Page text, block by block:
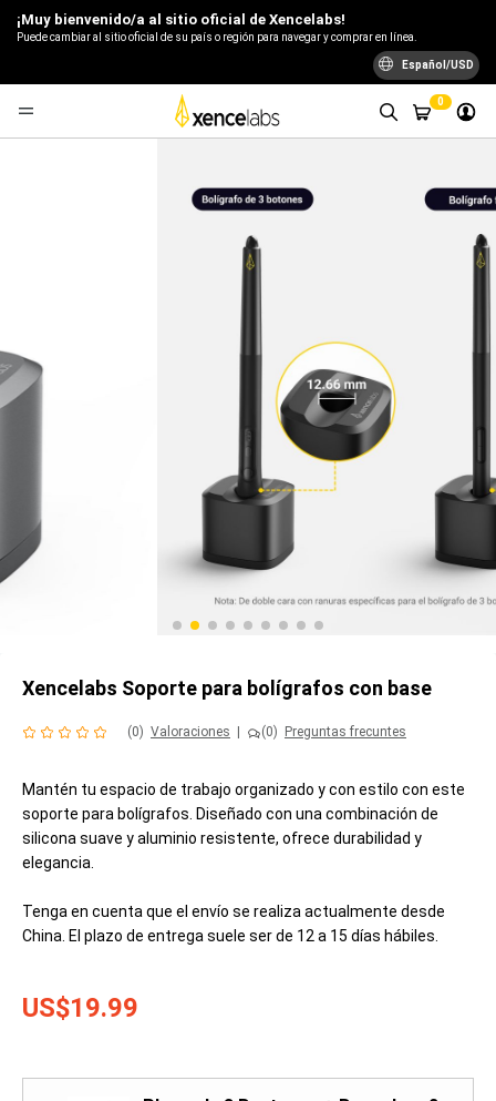
¡Muy bienvenido/a al sitio oficial de Xencelabs!
Puede cambiar al sitio oficial de su país o región para navegar y comprar en línea.
Español/USD
0
Xencelabs Soporte para bolígrafos con base
(0) Valoraciones (0) Preguntas frecuntes
Mantén tu espacio de trabajo organizado y con estilo con este
soporte para bolígrafos. Diseñado con una combinación de
silicona suave y aluminio resistente, ofrece durabilidad y
elegancia.
Tenga en cuenta que el envío se realiza actualmente desde
China. El plazo de entrega suele ser de 12 a 15 días hábiles.
US$19.99